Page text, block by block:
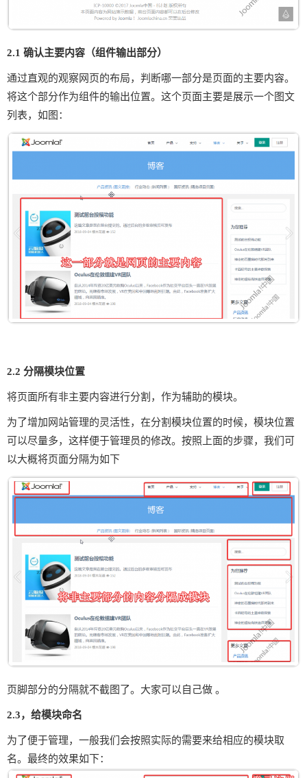
2.1 确认主要内容（组件输出部分）
通过直观的观察网页的布局，判断哪一部分是页面的主要内容。
将这个部分作为组件的输出位置。这个页面主要是展示一个图文
列表，如图：
2.2 分隔模块位置
将页面所有非主要内容进行分割，作为辅助的模块。
为了增加网站管理的灵活性，在分割模块位置的时候，模块位置
可以尽量多，这样便于管理员的修改。 按照上面的步骤，我们可
以大概将页面分隔为如下
页脚部分的分隔就不截图了。大家可以自己做 。
2.3，给模块命名
为了便于管理，一般我们会按照实际的需要来给相应的模块取
名。最终的效果如下：